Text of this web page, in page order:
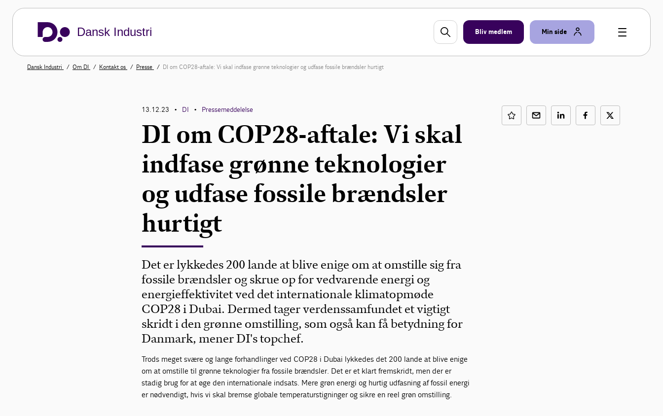
Dansk Industri Bliv medlem Min side
Dansk Industri Om DI Kontakt os Presse DI om COP28-aftale: Vi skal indfase grønne teknologier og udfase fossile brændsler hurtigt
13.12.23 • DI • Pressemeddelelse
DI om COP28-aftale: Vi skal
indfase grønne teknologier
og udfase fossile brændsler
hurtigt
Det er lykkedes 200 lande at blive enige om at omstille sig fra
fossile brændsler og skrue op for vedvarende energi og
energieffektivitet ved det internationale klimatopmøde
COP28 i Dubai. Dermed tager verdenssamfundet et vigtigt
skridt i den grønne omstilling, som også kan få betydning for
Danmark, mener DI's topchef.
Trods meget svære og lange forhandlinger ved COP28 i Dubai lykkedes det 200 lande at blive enige
om at omstille til grønne teknologier fra fossile brændsler. Det er et klart fremskridt, men der er
stadig brug for at øge den internationale indsats. Mere grøn energi og hurtig udfasning af fossil energi
er nødvendigt, hvis vi skal bremse globale temperaturstigninger og sikre en reel grøn omstilling.